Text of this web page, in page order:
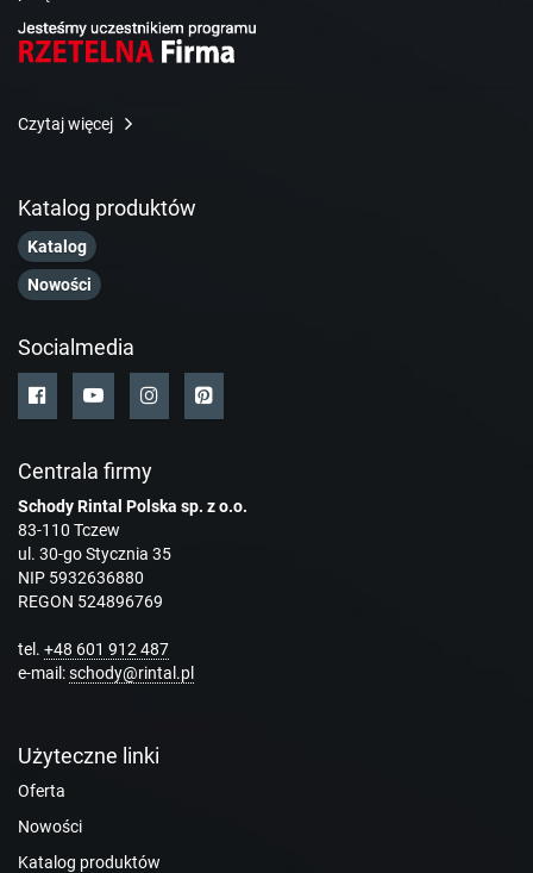
Czytaj więcej
Katalog produktów
Katalog
Nowości
Socialmedia
Centrala firmy
Schody Rintal Polska sp. z o.o.
83-110 Tczew
ul. 30-go Stycznia 35
NIP 5932636880
REGON 524896769
tel. +48 601 912 487
e-mail:schody@rintal.pl
Użyteczne linki
Oferta
Nowości
Katalog produktów